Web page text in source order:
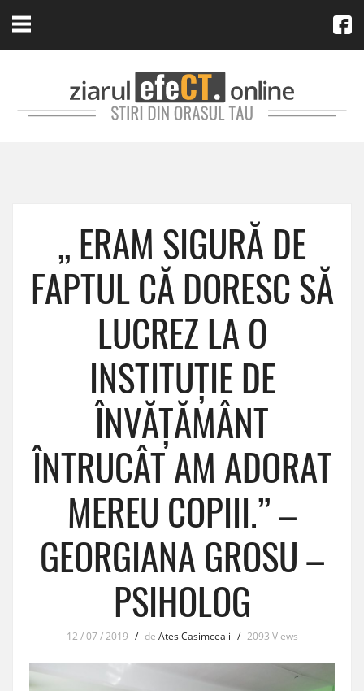
,, ERAM SIGURĂ DE
FAPTUL CĂ DORESC SĂ
LUCREZ LA O
INSTITUȚIE DE
ÎNVĂȚĂMÂNT
ÎNTRUCÂT AM ADORAT
MEREU COPIII.” –
GEORGIANA GROSU –
PSIHOLOG
12 / 07 / 2019 / de Ates Casimceali / 2093 Views